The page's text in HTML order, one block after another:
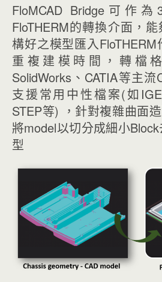
FloMCAD Bridge可作
FloTHERM的轉換介面，
構好之模型匯入
重複建模時間，轉檔
SolidWorks、CATIA等主
支援常用中性檔案(如
STEP等) ，針對複雜曲面
將model以切分成細小
型